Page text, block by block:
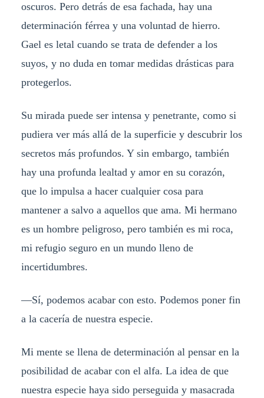
oscuros. Pero detrás de esa fachada, hay una
determinación férrea y una voluntad de hierro.
Gael es letal cuando se trata de defender a los
suyos, y no duda en tomar medidas drásticas para
protegerlos.
Su mirada puede ser intensa y penetrante, como si
pudiera ver más allá de la superficie y descubrir los
secretos más profundos. Y sin embargo, también
hay una profunda lealtad y amor en su corazón,
que lo impulsa a hacer cualquier cosa para
mantener a salvo a aquellos que ama. Mi hermano
es un hombre peligroso, pero también es mi roca,
mi refugio seguro en un mundo lleno de
incertidumbres.
—Sí, podemos acabar con esto. Podemos poner fin
a la cacería de nuestra especie.
Mi mente se llena de determinación al pensar en la
posibilidad de acabar con el alfa. La idea de que
nuestra especie haya sido perseguida y masacrada